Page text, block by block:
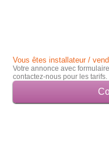
Vous êtes installateur /
Votre annonce avec
contactez-nous pour les tarifs.